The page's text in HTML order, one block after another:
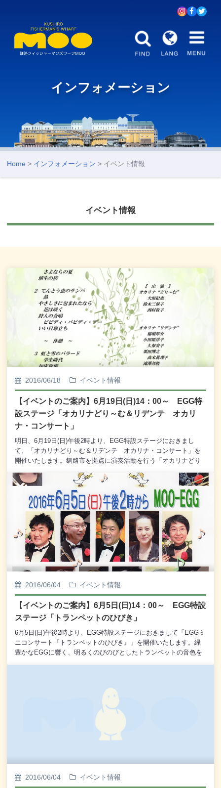
インフォメーション
Home > インフォメーション > イベント情報
イベント情報
2016/06/18 イベント情報
【イベントのご案内】6月19日(日)14：00～ EGG特
設ステージ「オカリナどり～む＆リデンテ オカリ
ナ・コンサート」
明日、6月19日(日)午後2時より、EGG特設ステージにおきまし
て、「オカリナどり～む＆リデンテ オカリナ・コンサート」を
開催いたします。釧路市を拠点に演奏活動を行う「オカリナどり
の14名、総勢17名のメンバーが、全19曲のたくさんの楽曲をオカ
リナで演奏いたします。素朴で優しいオカリナの響きをどうぞお
楽しみください。観覧は無料となっております。どうぞ皆様、お
誘い合わせのうえ、お越しくださいませ。//////////＜出 演＞オカ
リナ“どり～む” 大垣紀恵、鈴木三保子、西村敦子オカリナ“リデ
ンテ” 稲場厚介、小田原洋子、久保安子 栗田博之、高木眞理
子、滝澤邦枝 谷 千恵子、津村由美、名塚典子 中岡久美子、
橋本隆夫、増田加代子 松本利恵子、渡辺美紀子piano 田中明恵
＜曲 目＞１ 上を向いて歩こう さよならの夏 埴生の宿
２ てんとう虫のサンバ 昴 やさしさに包まれたなら
日旅立ち～ 休憩 ～３ 虹と雪のバラード 学生時代 知
ワ マミー スカボロ・フェアー コンドルは飛んでいく
2016/06/04 イベント情報
【イベントのご案内】6月5日(日)14：00～ EGG特設
ステージ「トランペットのひびき」
6月5日(日)午後2時より、EGG特設ステージにおきまして「EGGミ
ニコンサート『トランペットのひびき』」を開催いたします。緑
豊かなEGGに響く、明るくのびのびとしたトランペットの音色を
で10曲を聴いてみよう！)○ 昴○ シークレット・ラブ・ソング
○ かごめ かごめ○ ルパン三世のテーマ○ イッツ・オンリ
2016/06/04 イベント情報